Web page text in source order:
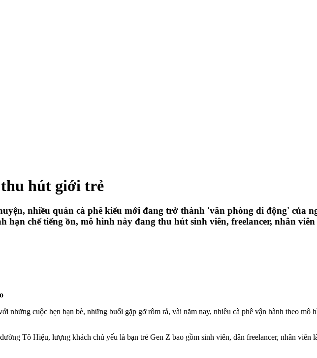
hút giới trẻ
nhiều quán cà phê kiểu mới đang trở thành 'văn phòng di động' của
hạn chế tiếng ồn, mô hình này đang thu hút sinh viên, freelancer, nhân
những cuộc hẹn bạn bè, những buổi gặp gỡ rôm rả, vài năm nay, nhiều cà phê vận hành theo
Tô Hiệu, lượng khách chủ yếu là bạn trẻ Gen Z bao gồm sinh viên, dân freelancer, nhân